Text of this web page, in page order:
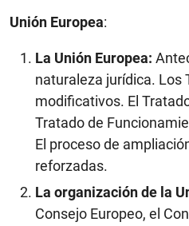
Unión Europea:
La Unión Europea:
naturaleza jurídica. Los
modificativos. El
Tratado de
El proceso de
reforzadas.
La organización de la
Consejo Europeo, el